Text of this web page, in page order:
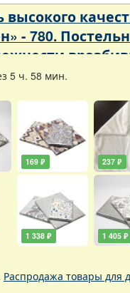
высокого
- 780.
5 ч. 58 мин.
169 ₽
1 338 ₽
237 ₽
1 405 ₽
Распродажа товары для